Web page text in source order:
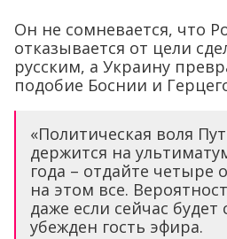
Он не сомневается, что
отказывается от цели
русским, а Украину
подобие Боснии и
«Политическая воля
держится на
года – отдайте четыре
на этом все.
даже если сейчас будет
убежден гость эфира.